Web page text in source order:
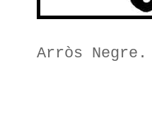
Arròs Negre.